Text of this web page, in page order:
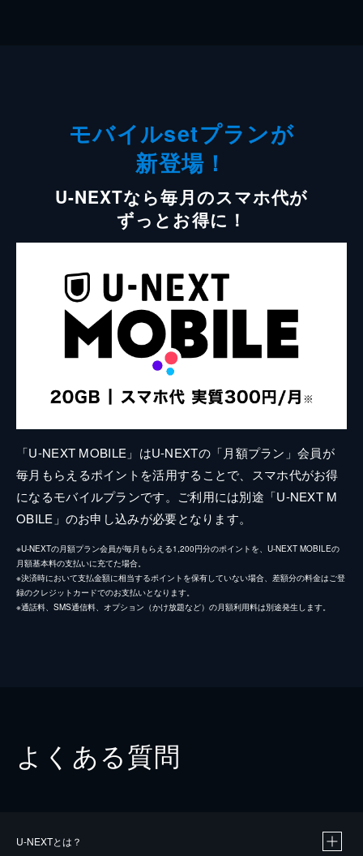
モバイルsetプランが
新登場！
U-NEXTなら毎月のスマホ代が
ずっとお得に！
「U-NEXT MOBILE」はU-NEXTの「月額プラン」会員が
毎月もらえるポイントを活用することで、スマホ代がお得
になるモバイルプランです。ご利用には別途「U-NEXT M
OBILE」のお申し込みが必要となります。
※U-NEXTの月額プラン会員が毎月もらえる1,200円分のポイントを、U-NEXT MOBILEの
月額基本料の支払いに充てた場合。
※決済時において支払金額に相当するポイントを保有していない場合、差額分の料金はご登
録のクレジットカードでのお支払いとなります。
※通話料、SMS通信料、オプション（かけ放題など）の月額利用料は別途発生します。
よくある質問
U-NEXTとは？